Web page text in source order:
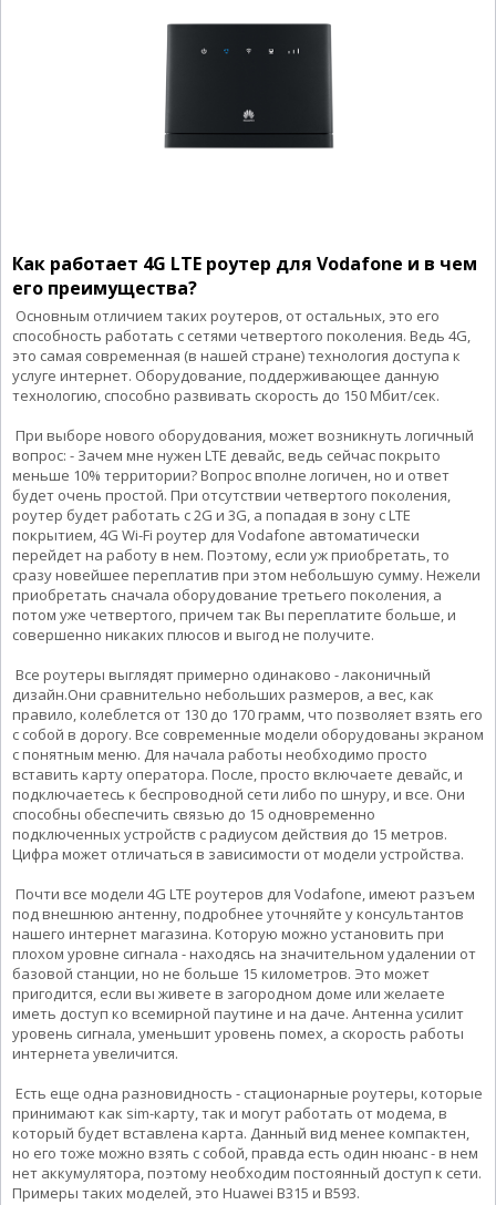
Как работает 4G LTE роутер для Vodafone и в чем
его преимущества?
Основным отличием таких роутеров, от остальных, это его
способность работать с сетями четвертого поколения. Ведь 4G,
это самая современная (в нашей стране) технология доступа к
услуге интернет. Оборудование, поддерживающее данную
технологию, способно развивать скорость до 150 Мбит/сек.
При выборе нового оборудования, может возникнуть логичный
вопрос: - Зачем мне нужен LTE девайс, ведь сейчас покрыто
меньше 10% территории? Вопрос вполне логичен, но и ответ
будет очень простой. При отсутствии четвертого поколения,
роутер будет работать с 2G и 3G, а попадая в зону с LTE
покрытием, 4G Wi-Fi роутер для Vodafone автоматически
перейдет на работу в нем. Поэтому, если уж приобретать, то
сразу новейшее переплатив при этом небольшую сумму. Нежели
приобретать сначала оборудование третьего поколения, а
потом уже четвертого, причем так Вы переплатите больше, и
совершенно никаких плюсов и выгод не получите.
Все роутеры выглядят примерно одинаково - лаконичный
дизайн.Они сравнительно небольших размеров, а вес, как
правило, колеблется от 130 до 170 грамм, что позволяет взять его
с собой в дорогу. Все современные модели оборудованы экраном
с понятным меню. Для начала работы необходимо просто
вставить карту оператора. После, просто включаете девайс, и
подключаетесь к беспроводной сети либо по шнуру, и все. Они
способны обеспечить связью до 15 одновременно
подключенных устройств с радиусом действия до 15 метров.
Цифра может отличаться в зависимости от модели устройства.
Почти все модели 4G LTE роутеров для Vodafone, имеют разъем
под внешнюю антенну, подробнее уточняйте у консультантов
нашего интернет магазина. Которую можно установить при
плохом уровне сигнала - находясь на значительном удалении от
базовой станции, но не больше 15 километров. Это может
пригодится, если вы живете в загородном доме или желаете
иметь доступ ко всемирной паутине и на даче. Антенна усилит
уровень сигнала, уменьшит уровень помех, а скорость работы
интернета увеличится.
Есть еще одна разновидность - стационарные роутеры, которые
принимают как sim-карту, так и могут работать от модема, в
который будет вставлена карта. Данный вид менее компактен,
но его тоже можно взять с собой, правда есть один нюанс - в нем
нет аккумулятора, поэтому необходим постоянный доступ к сети.
Примеры таких моделей, это Huawei B315 и B593.